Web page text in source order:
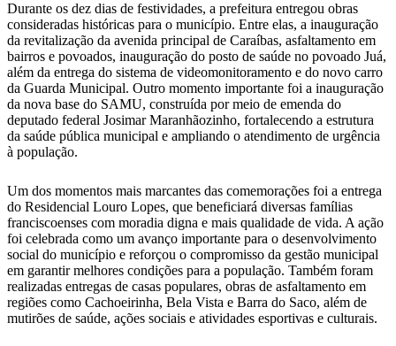
Durante os dez dias de festividades, a prefeitura entregou obras
consideradas históricas para o município. Entre elas, a inauguração
da revitalização da avenida principal de Caraíbas, asfaltamento em
bairros e povoados, inauguração do posto de saúde no povoado Juá,
além da entrega do sistema de videomonitoramento e do novo carro
da Guarda Municipal. Outro momento importante foi a inauguração
da nova base do SAMU, construída por meio de emenda do
deputado federal Josimar Maranhãozinho, fortalecendo a estrutura
da saúde pública municipal e ampliando o atendimento de urgência
à população.
Um dos momentos mais marcantes das comemorações foi a entrega
do Residencial Louro Lopes, que beneficiará diversas famílias
franciscoenses com moradia digna e mais qualidade de vida. A ação
foi celebrada como um avanço importante para o desenvolvimento
social do município e reforçou o compromisso da gestão municipal
em garantir melhores condições para a população. Também foram
realizadas entregas de casas populares, obras de asfaltamento em
regiões como Cachoeirinha, Bela Vista e Barra do Saco, além de
mutirões de saúde, ações sociais e atividades esportivas e culturais.